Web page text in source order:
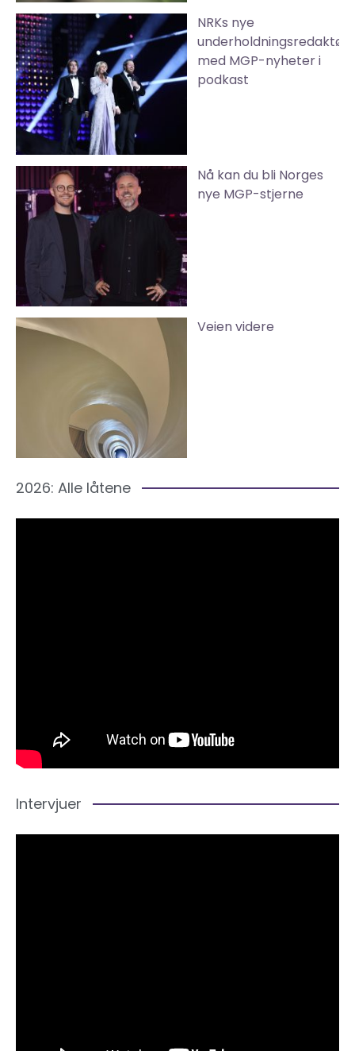
NRKs nye
underholdningsredaktør
med MGP-nyheter i
podkast
Nå kan du bli Norges
nye MGP-stjerne
Veien videre
2026: Alle låtene
Intervjuer